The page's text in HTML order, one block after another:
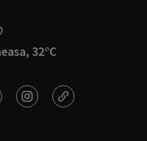
32°C